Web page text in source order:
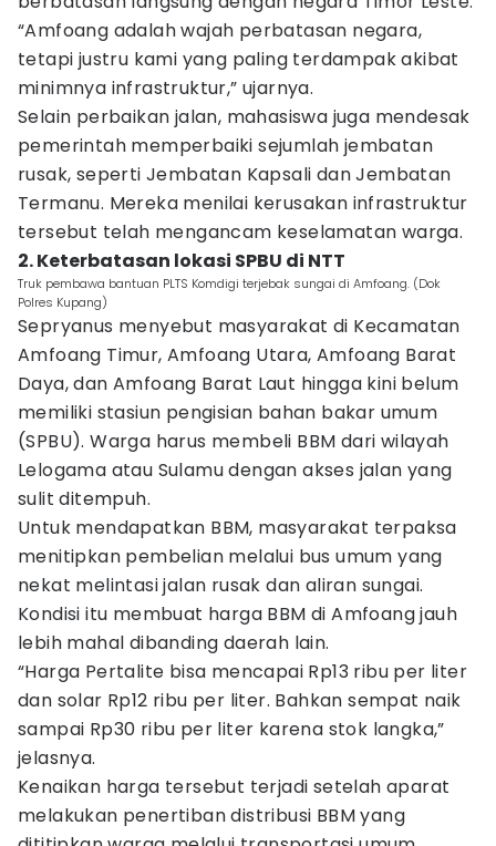
“Amfoang adalah wajah perbatasan negara,
tetapi justru kami yang paling terdampak akibat
minimnya infrastruktur,” ujarnya.
Selain perbaikan jalan, mahasiswa juga mendesak
pemerintah memperbaiki sejumlah jembatan
rusak, seperti Jembatan Kapsali dan Jembatan
Termanu. Mereka menilai kerusakan infrastruktur
tersebut telah mengancam keselamatan warga.
2. Keterbatasan lokasi SPBU di NTT
Truk pembawa bantuan PLTS Komdigi terjebak sungai di Amfoang. (Dok
Polres Kupang)
Sepryanus menyebut masyarakat di Kecamatan
Amfoang Timur, Amfoang Utara, Amfoang Barat
Daya, dan Amfoang Barat Laut hingga kini belum
memiliki stasiun pengisian bahan bakar umum
(SPBU). Warga harus membeli BBM dari wilayah
Lelogama atau Sulamu dengan akses jalan yang
sulit ditempuh.
Untuk mendapatkan BBM, masyarakat terpaksa
menitipkan pembelian melalui bus umum yang
nekat melintasi jalan rusak dan aliran sungai.
Kondisi itu membuat harga BBM di Amfoang jauh
lebih mahal dibanding daerah lain.
“Harga Pertalite bisa mencapai Rp13 ribu per liter
dan solar Rp12 ribu per liter. Bahkan sempat naik
sampai Rp30 ribu per liter karena stok langka,”
jelasnya.
Kenaikan harga tersebut terjadi setelah aparat
melakukan penertiban distribusi BBM yang